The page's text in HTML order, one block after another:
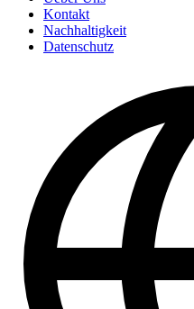
Kontakt
Nachhaltigkeit
Datenschutz